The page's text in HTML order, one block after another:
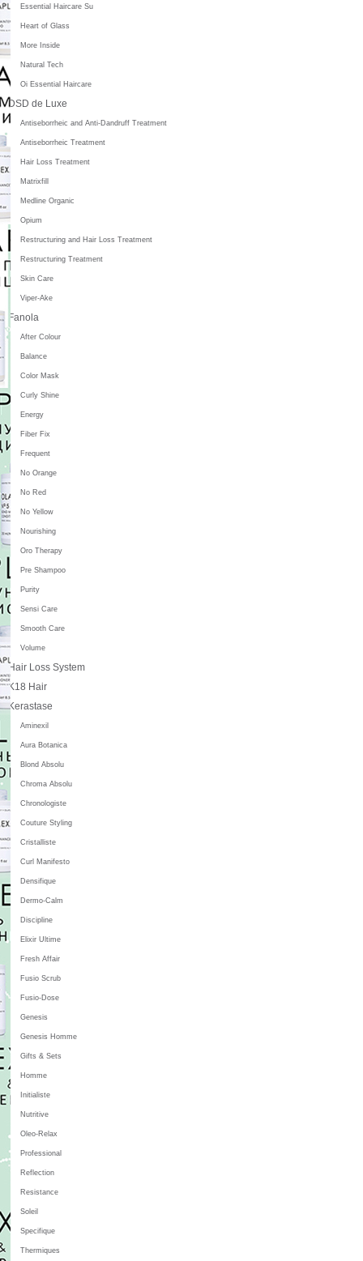
Essential Haircare Su
Heart of Glass
More Inside
Natural Tech
Oi Essential Haircare
DSD de Luxe
Antiseborrheic and Anti-Dandruff Treatment
Antiseborrheic Treatment
Hair Loss Treatment
Matrixfill
Medline Organic
Opium
Restructuring and Hair Loss Treatment
Restructuring Treatment
Skin Care
Viper-Ake
Fanola
After Colour
Balance
Color Mask
Curly Shine
Energy
Fiber Fix
Frequent
No Orange
No Red
No Yellow
Nourishing
Oro Therapy
Pre Shampoo
Purity
Sensi Care
Smooth Care
Volume
Hair Loss System
K18 Hair
Kerastase
Aminexil
Aura Botanica
Blond Absolu
Chroma Absolu
Chronologiste
Couture Styling
Cristalliste
Curl Manifesto
Densifique
Dermo-Calm
Discipline
Elixir Ultime
Fresh Affair
Fusio Scrub
Fusio-Dose
Genesis
Genesis Homme
Gifts & Sets
Homme
Initialiste
Nutritive
Oleo-Relax
Professional
Reflection
Resistance
Soleil
Specifique
Thermiques